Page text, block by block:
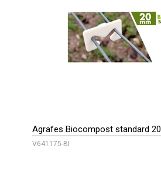
Agrafes Biocompost standard 20
V641175-BI